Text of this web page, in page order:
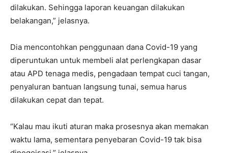
dilakukan. Sehingga laporan keuangan dilakukan
belakangan,” jelasnya.
Dia mencontohkan penggunaan dana Covid-19 yang
diperuntukan untuk membeli alat perlengkapan dasar
atau APD tenaga medis, pengadaan tempat cuci tangan,
penyaluran bantuan langsung tunai, semua harus
dilakukan cepat dan tepat.
“Kalau mau ikuti aturan maka prosesnya akan memakan
waktu lama, sementara penyebaran Covid-19 tak bisa